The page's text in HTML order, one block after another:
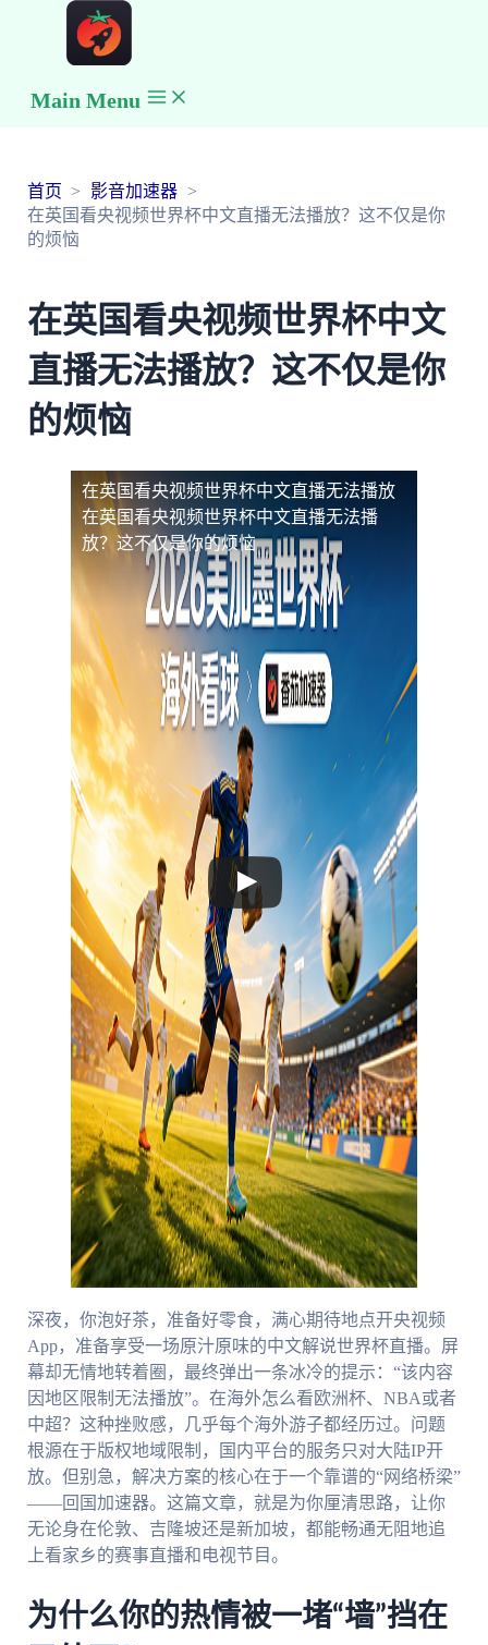
Main Menu
首页
影音加速器
在英国看央视频世界杯中文直播无法播放？这不仅是你
的烦恼
在英国看央视频世界杯中文
直播无法播放？这不仅是你
的烦恼
在英国看央视频世界杯中文直播无法播放
在英国看央视频世界杯中文直播无法播
放？这不仅是你的烦恼
深夜，你泡好茶，准备好零食，满心期待地点开央视频
App，准备享受一场原汁原味的中文解说世界杯直播。屏
幕却无情地转着圈，最终弹出一条冰冷的提示：“该内容
因地区限制无法播放”。在海外怎么看欧洲杯、NBA或者
中超？这种挫败感，几乎每个海外游子都经历过。问题
根源在于版权地域限制，国内平台的服务只对大陆IP开
放。但别急，解决方案的核心在于一个靠谱的“网络桥梁”
——回国加速器。这篇文章，就是为你厘清思路，让你
无论身在伦敦、吉隆坡还是新加坡，都能畅通无阻地追
上看家乡的赛事直播和电视节目。
为什么你的热情被一堵“墙”挡在